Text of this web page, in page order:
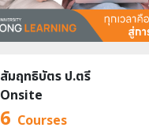
สัมฤทธิบัตร ป.ตรี
Onsite
6 Courses